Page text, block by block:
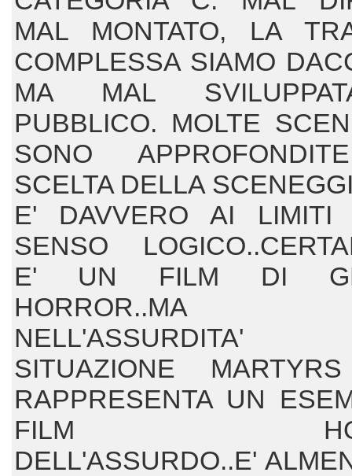
MAL MONTATO, LA
COMPLESSA SIAMO
MA MAL
PUBBLICO. MOLTE
SONO
SCELTA DELLA
E' DAVVERO AI
SENSO
E' UN FILM DI
HORROR..MA
NELL'ASSURDITA'
SITUAZIONE
RAPPRESENTA UN
FILM
DELL'ASSURDO..E'